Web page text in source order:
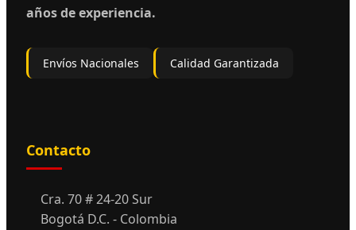
años de experiencia.
Envíos Nacionales Calidad Garantizada
Contacto
Cra. 70 # 24-20 Sur
Bogotá D.C. - Colombia